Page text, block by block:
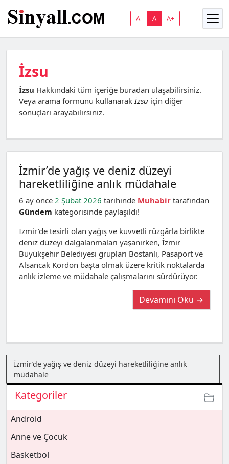
A- A A+
İzsu
İzsu Hakkındaki tüm içeriğe buradan ulaşabilirsiniz.
Veya arama formunu kullanarakİzsu için diğer
sonuçları arayabilirsiniz.
İzmir’de yağış ve deniz düzeyi
hareketliliğine anlık müdahale
6 ay önce 2 Şubat 2026 tarihinde Muhabir tarafından
Gündem kategorisinde paylaşıldı!
İzmir’de tesirli olan yağış ve kuvvetli rüzgârla birlikte
deniz düzeyi dalgalanmaları yaşanırken, İzmir
Büyükşehir Belediyesi grupları Bostanlı, Pasaport ve
Alsancak Kordon başta olmak üzere kritik noktalarda
anlık izleme ve müdahale çalışmalarını sürdürüyor.
Devamını Oku →
İzmir’de yağış ve deniz düzeyi hareketliliğine anlık
müdahale
Kategoriler
Android
Anne ve Çocuk
Basketbol